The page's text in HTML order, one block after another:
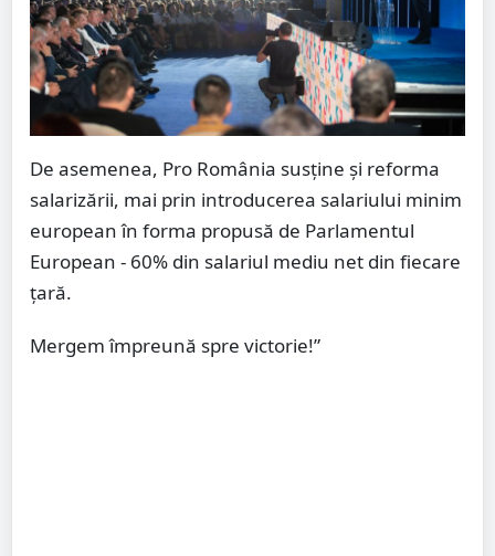
De asemenea, Pro România susţine şi reforma
salarizării, mai prin introducerea salariului minim
european în forma propusă de Parlamentul
European - 60% din salariul mediu net din fiecare
țară.
Mergem împreună spre victorie!”